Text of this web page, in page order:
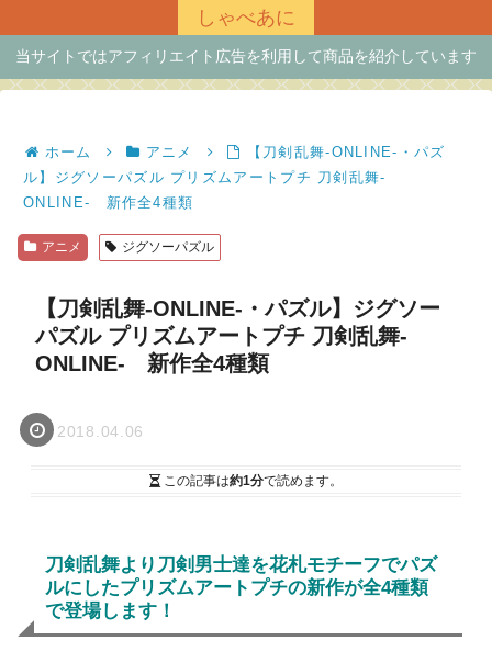
しゃべあに
当サイトではアフィリエイト広告を利用して商品を紹介しています
ホーム アニメ
【刀剣乱舞-ONLINE-・パズ
ル】ジグソーパズル プリズムアートプチ 刀剣乱舞-
ONLINE- 新作全4種類
アニメ ジグソーパズル
【刀剣乱舞-ONLINE-・パズル】ジグソー
パズル プリズムアートプチ 刀剣乱舞-
ONLINE- 新作全4種類
2018.04.06
この記事は約1分で読めます。
刀剣乱舞より刀剣男士達を花札モチーフでパズ
ルにしたプリズムアートプチの新作が全4種類
で登場します！